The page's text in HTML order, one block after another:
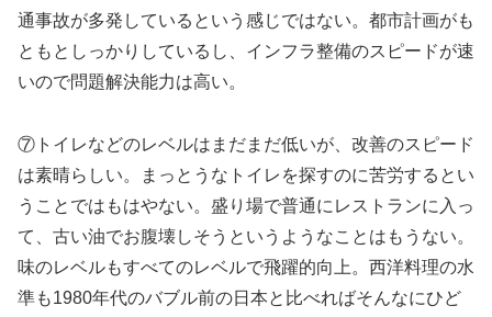
通事故が多発しているという感じではない。都市計画がも
ともとしっかりしているし、インフラ整備のスピードが速
いので問題解決能力は高い。
⑦トイレなどのレベルはまだまだ低いが、改善のスピード
は素晴らしい。まっとうなトイレを探すのに苦労するとい
うことではもはやない。盛り場で普通にレストランに入っ
て、古い油でお腹壊しそうというようなことはもうない。
味のレベルもすべてのレベルで飛躍的向上。西洋料理の水
準も1980年代のバブル前の日本と比べればそんなにひど